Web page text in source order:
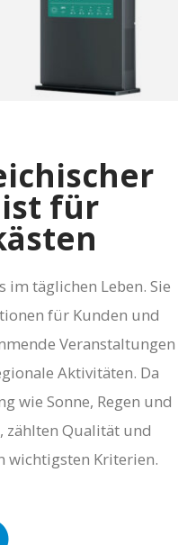
für
im täglichen Leben. Sie
für Kunden und
Veranstaltungen
Aktivitäten. Da
wie Sonne, Regen und
zählten Qualität und
wichtigsten Kriterien.